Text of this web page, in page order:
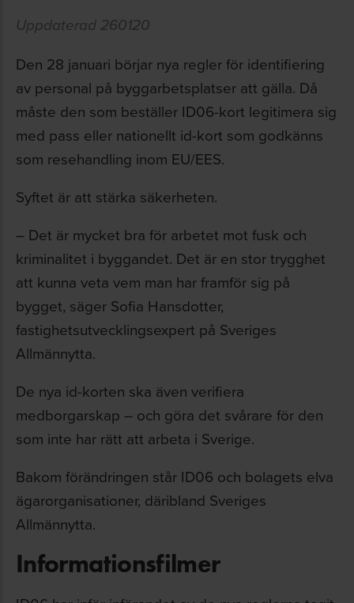
Uppdaterad 260120
Den 28 januari börjar nya regler för identifiering
av personal på byggarbetsplatser att gälla. Då
måste den som beställer ID06-kort legitimera sig
med pass eller nationellt id-kort som godkänns
som resehandling inom EU/EES.
Syftet är att stärka säkerheten.
– Det är mycket bra för arbetet mot fusk och
kriminalitet i byggandet. Det är en stor trygghet
att kunna veta vem man har framför sig på
bygget, säger Sofia Hansdotter,
fastighetsutvecklingsexpert på Sveriges
Allmännytta.
De nya id-korten ska även verifiera
medborgarskap – och göra det svårare för den
som inte har rätt att arbeta i Sverige.
Bakom förändringen står ID06 och bolagets elva
ägarorganisationer, däribland Sveriges
Allmännytta.
Informationsfilmer